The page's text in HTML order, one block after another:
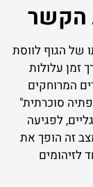
הקשר
של הגוף לווסת
זמן עלולות
המרוחקים
סוכרתית"
לפגיעה
זה הופך את
לזיהומים